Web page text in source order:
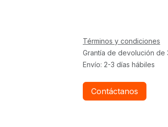
Términos y condiciones
Grantía de devolución de
Envío: 2-3 días hábiles
Contáctanos